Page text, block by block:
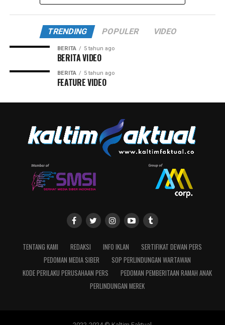
TRENDING POPULER VIDEO
BERITA 5 tahun ago
BERITA VIDEO
BERITA 5 tahun ago
FEATURE VIDEO
TENTANG KAMI REDAKSI INFO IKLAN
SERTIFIKAT DEWAN PERS
PEDOMAN MEDIA SIBER
SOP PERLINDUNGAN WARTAWAN
KODE PERILAKU PERUSAHAAN PERS
PEDOMAN PEMBERITAAN RAMAH ANAK
PERLINDUNGAN MEREK